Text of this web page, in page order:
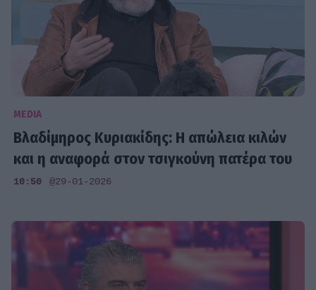
MEDIA
Βλαδίμηρος Κυριακίδης: Η απώλεια κιλών
και η αναφορά στον τσιγκούνη πατέρα του
10:50 @29-01-2026